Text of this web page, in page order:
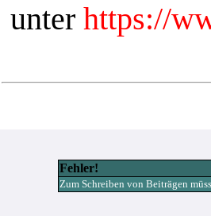
unter https://
Fehler!
Zum Schreiben von Beiträgen